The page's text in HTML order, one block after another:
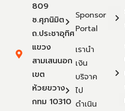
809
ซ.ศุภนิมิต
ถ.ประชาอุทิศ
แขวง
สามเสนนอก
เขต
ห้วยขวาง
กทม 10310
Sponsor
Portal
เรานำ
เงิน
บริจาค
ไป
ดำเนิน